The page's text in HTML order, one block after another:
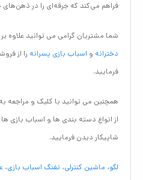
فراهم می‌کند که جرقه‌ای را در ذهن‌های
شما مشتریان گرامی می توانید علاوه
دخترانه و اسباب بازی پسرانه را از
فرمایید.
همچنین می توانید با کلیک و مراجعه
از انواع دسته بندی ها و اسباب بازی
شاپیکار دیدن فرمایید.
لگو، ماشین کنترلی، تفنگ اسباب بازی،